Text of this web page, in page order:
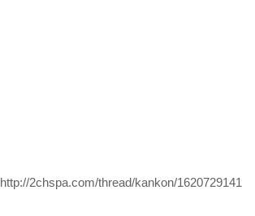
http://2chspa.com/thread/kankon/1620729141